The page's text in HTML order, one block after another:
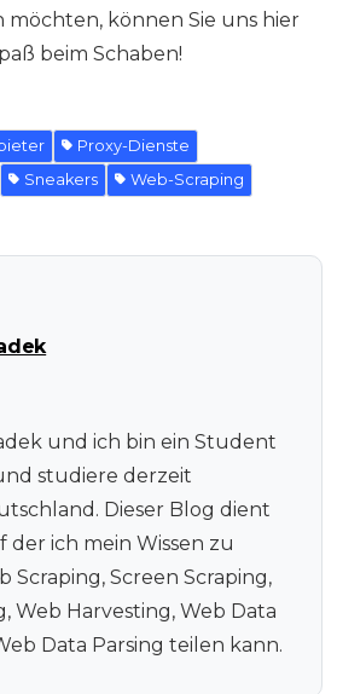
möchten, können Sie uns hier
beim Schaben!
Proxy-Dienste
Sneakers Web-Scraping
und ich bin ein Student
studiere derzeit
Dieser Blog dient
der ich mein Wissen zu
Scraping, Screen Scraping,
Web Harvesting, Web Data
Data Parsing teilen kann.